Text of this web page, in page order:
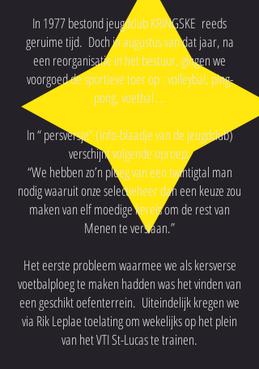
In 1977 bestond jeugdclub KRINGSKE reeds
geruime tijd. Doch in augustus van dat jaar, na
een reorganisatie in het bestuur, gingen we
voorgoed de sportieve toer op : volleybal, ping-
pong, voetbal …
In “ persversje” (info-blaadje van de jeugdclub)
verschijnt volgende oproep:
“We hebben zo’n ploeg van een twintigtal man
nodig waaruit onze selectieheer dan een keuze zou
maken van elf moedige kerels om de rest van
Menen te verslaan.”
Het eerste probleem waarmee we als kersverse
voetbalploeg te maken hadden was het vinden van
een geschikt oefenterrein. Uiteindelijk kregen we
via Rik Leplae toelating om wekelijks op het plein
van het VTI St-Lucas te trainen.